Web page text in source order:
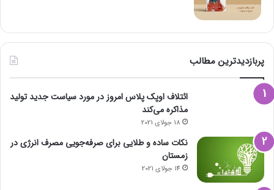
پربازدیدترین مطالب
ائتلاف اوپک پلاس امروز در مورد سیاست جدید تولید
مذاکره می‌کند
18 جولای 2021
نکات ساده و طلایی برای صرفه‌جویی مصرف انرژی در
زمستان
14 جولای 2021